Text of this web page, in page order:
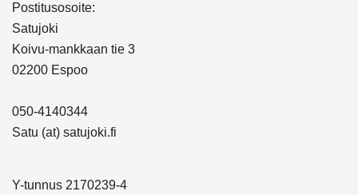
Postitusosoite:
Satujoki
Koivu-mankkaan tie 3
02200 Espoo
050-4140344
Satu (at) satujoki.fi
Y-tunnus 2170239-4